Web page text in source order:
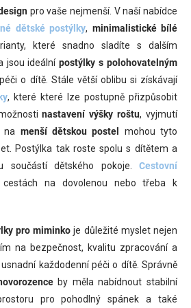
pro vaše nejmenší. V naší nabídce
dětské postýlky, minimalistické bílé
které snadno sladíte s dalším
jsou ideálnípostýlky s polohovatelným
o dítě. Stále větší oblibu si získávají
, které které lze postupně přizpůsobit
nastavení výšky roštu, vyjmutí
na menší dětskou postel
mohou tyto
Postýlka tak roste spolu s dítětem a
součástí dětského pokoje. Cestovní
na dovolenou nebo třeba k
pro miminko je důležité myslet nejen
na bezpečnost, kvalitu zpracování a
každodenní péči o dítě. Správně
by měla nabídnout stabilní
pro pohodlný spánek a také